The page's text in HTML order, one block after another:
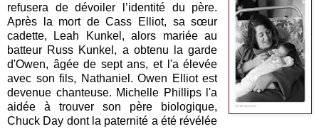
refusera de dévoiler l’identité du père.
Après la mort de Cass Elliot, sa sœur
cadette, Leah Kunkel, alors mariée au
batteur Russ Kunkel, a obtenu la garde
d'Owen, âgée de sept ans, et l'a élevée
avec son fils, Nathaniel. Owen Elliot est
devenue chanteuse. Michelle Phillips l'a
aidée à trouver son père biologique,
Chuck Day dont la paternité a été révélée